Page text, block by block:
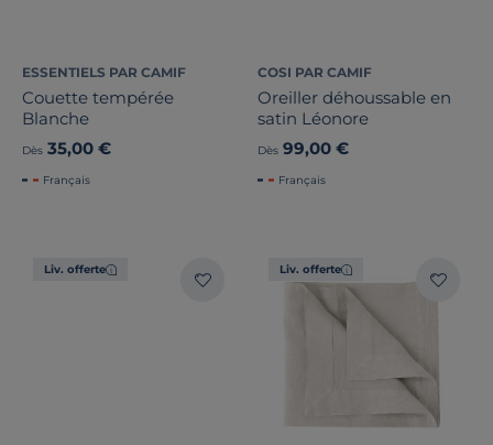
ESSENTIELS PAR CAMIF
Couette tempérée
Blanche
Dès 35,00 €
Français
COSI PAR CAMIF
Oreiller déhoussable en
satin Léonore
Dès 99,00 €
Français
Liv. offerte Liv. offerte